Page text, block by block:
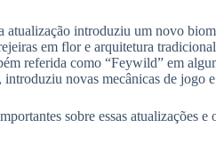
atualização introduziu um novo
em flor e arquitetura
referida como “Feywild” em
novas mecânicas de jogo
sobre essas atualizações